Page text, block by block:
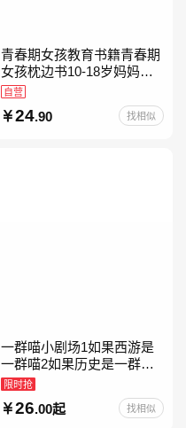
青春期女孩教育书籍青春期
女孩枕边书10-18岁妈妈送
给青春期女儿私房书女孩青
春期生理少女成长与性知识
教育女孩发育叛逆期
自营
24.90 找相似
一群喵小剧场1如果西游是
一群喵2如果历史是一群喵
全套16晚清残晖篇全集全套
16册华夏长卷互动札记西游
喵桌游肥志历史喵系列
限时抢
26.00起 找相似